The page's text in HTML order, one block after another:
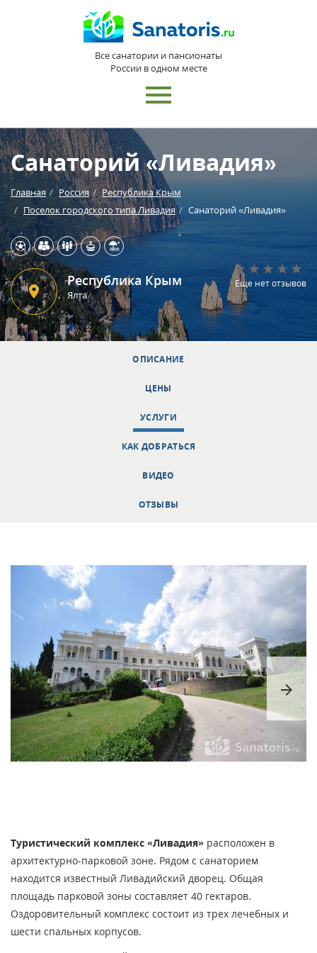
Все санатории и пансионаты
России в одном месте
Санаторий «Ливадия»
Главная Россия
Республика Крым
Поселок городского типа Ливадия
Санаторий «Ливадия»
Республика Крым
Ялта
Еще нет отзывов
ОПИСАНИЕ
ЦЕНЫ
УСЛУГИ
КАК ДОБРАТЬСЯ
ВИДЕО
ОТЗЫВЫ
arrow_forward
Туристический комплекс «Ливадия» расположен в
архитектурно-парковой зоне. Рядом с санаторием
находится известный Ливадийский дворец. Общая
площадь парковой зоны составляет 40 гектаров.
Оздоровительный комплекс состоит из трех лечебных и
шести спальных корпусов.